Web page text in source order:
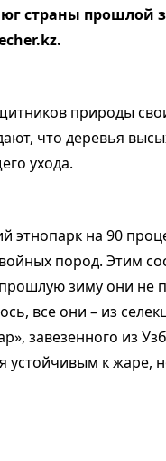
страны прошлой
природы
что деревья
ухода.
этнопарк на 90
пород. Этим
зиму они не
все они – из
завезенного из
устойчивым к жаре,